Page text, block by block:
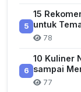
5
15
untuk
78
6
10 Kuliner
sampai
77